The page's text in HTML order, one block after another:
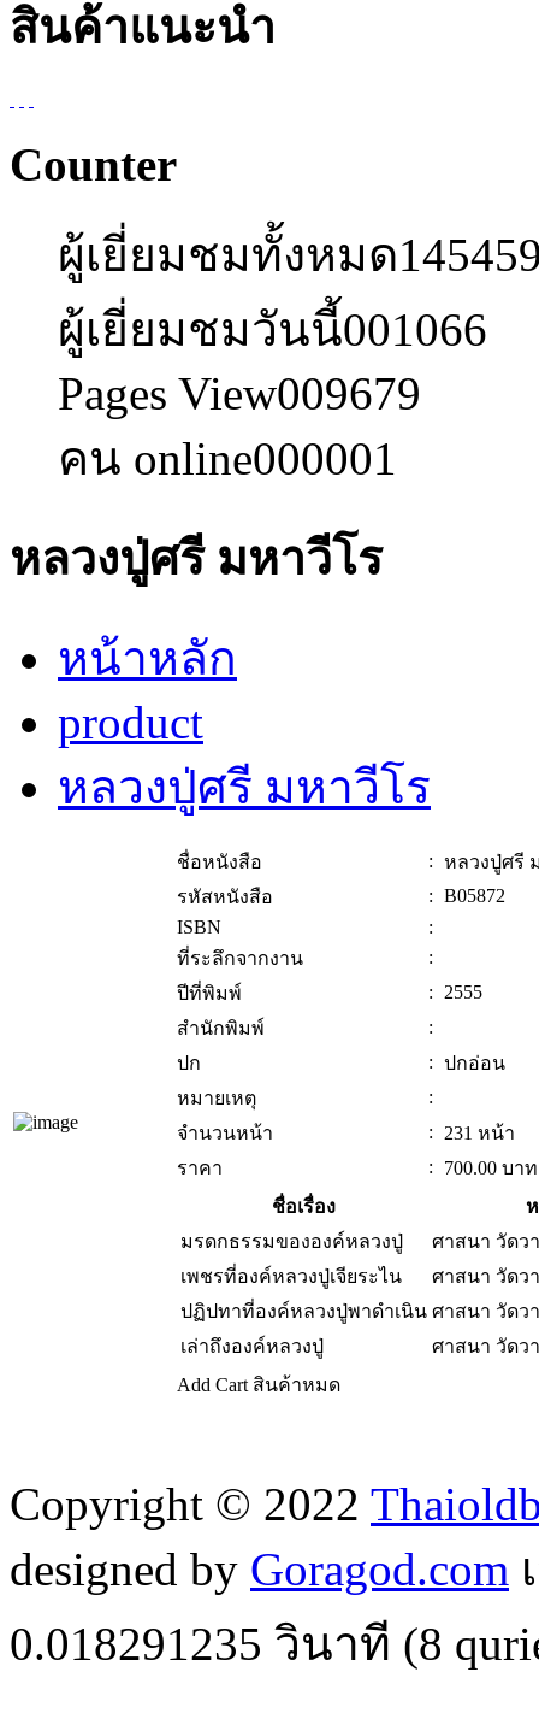
สินค้าแนะนำ
Counter
ผู้เยี่ยมชมทั้งหมด
ผู้เยี่ยมชมวันนี้001066
Pages View009679
คน online000001
หลวงปู่ศรี มหาวีโร
หน้าหลัก
product
หลวงปู่ศรี มหาวีโร
ชื่อหนังสือ : หลวงปู่ศรี
รหัสหนังสือ
: B05872
ISBN
:
ที่ระลึกจากงาน
:
ปีที่พิมพ์
: 2555
สำนักพิมพ์
:
ปก
: ปกอ่อน
หมายเหตุ
:
จำนวนหน้า
: 231 หน้า
ราคา
: 700.00 บาท
ชื่อเรื่อง
มรดกธรรมขององค์หลวงปู่
ศาสนา วัดว
เพชรที่องค์หลวงปู่เจียระไน
ศาสนา วัดว
ปฏิปทาที่องค์หลวงปู่พาดำเนิน ศาสนา วัดว
เล่าถึงองค์หลวงปู่
ศาสนา วัดว
Add Cart สินค้าหมด
Copyright © 2022
designed by Goragod.com
0.018291235 วินาที (8